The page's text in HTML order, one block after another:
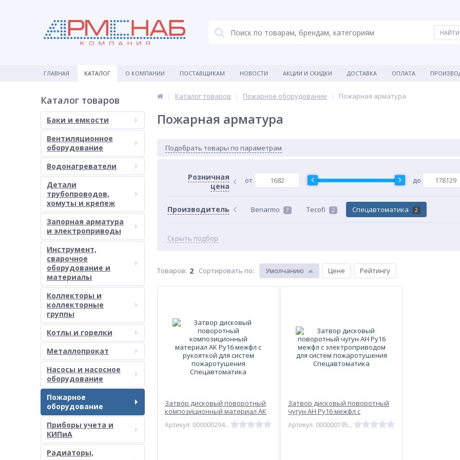
ГЛАВНАЯ КАТАЛОГ О КОМПАНИИ ПОСТАВЩИКАМ НОВОСТИ АКЦИИ И СКИДКИ ДОСТАВКА ОПЛАТА
Каталог товаров
Баки и емкости
Вентиляционное
оборудование
Водонагреватели
Детали
трубопроводов,
хомуты и крепеж
Запорная арматура
и электроприводы
Инструмент,
сварочное
оборудование и
материалы
Коллекторы и
коллекторные
группы
Котлы и горелки
Металлопрокат
Насосы и насосное
оборудование
Пожарное
оборудование
Приборы учета и
КИПиА
Радиаторы,
Каталог товаров Пожарное оборудование Пожарная арматура
Пожарная арматура
Подобрать товары по параметрам
Розничная
цена
от до
Производитель Benarmo 7 Tecofi 2 Спецавтоматика 2
Скрыть подбор
Товаров: 2 Сортировать по: Умолчанию Цене Рейтингу
Затвор дисковый поворотный
композиционный материал АК
Ру16 межфл с рукояткой для
систем пожаротушения
Артикул: 00000029489
Затвор дисковый поворотный
чугун АН Ру16 межфл с
электроприводом для систем
пожаротушения
Артикул: 00000019526